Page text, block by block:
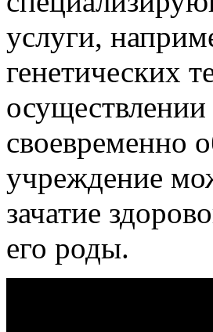
услуги,
генетических
своевременно
учреждение
зачатие
его роды.